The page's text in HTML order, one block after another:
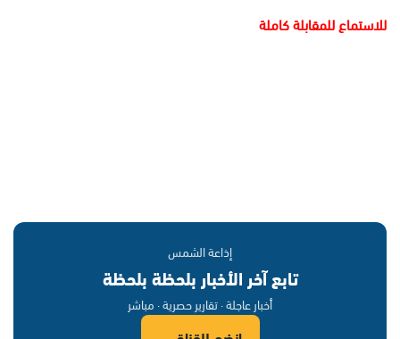
للاستماع للمقابلة كاملة
إذاعة الشمس
تابع آخر الأخبار بلحظة بلحظة
أخبار عاجلة · تقارير حصرية · مباشر